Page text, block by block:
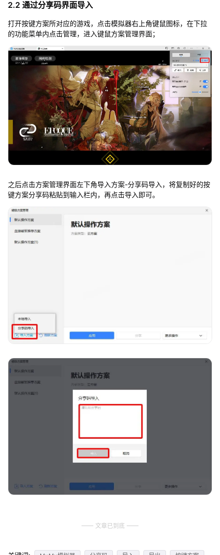
2.2 通过分享码界面导入
打开按键方案所对应的游戏，点击模拟器右上角键鼠图标，在下拉
的功能菜单内点击管理，进入键鼠方案管理界面；
之后点击方案管理界面左下角导入方案-分享码导入，将复制好的按
键方案分享码粘贴到输入栏内，再点击导入即可。
文章已到底